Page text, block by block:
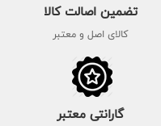
تضمین اصالت کالا
کالای اصل و معتبر
گارانتی معتبر